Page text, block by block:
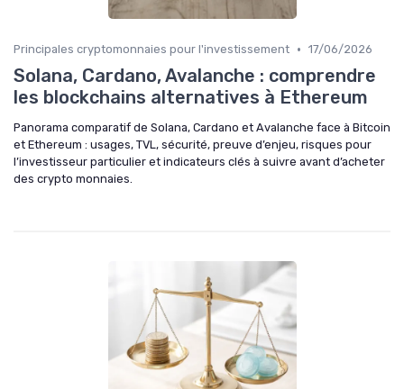
Principales cryptomonnaies pour l'investissement • 17/06/2026
Solana, Cardano, Avalanche : comprendre
les blockchains alternatives à Ethereum
Panorama comparatif de Solana, Cardano et Avalanche face à Bitcoin
et Ethereum : usages, TVL, sécurité, preuve d’enjeu, risques pour
l’investisseur particulier et indicateurs clés à suivre avant d’acheter
des crypto monnaies.